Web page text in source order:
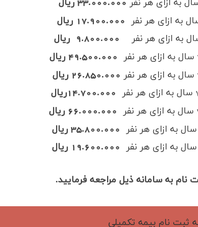
33.000.000 ریال
به ازای هر نفر
17.900.000 ریال
به ازای هر نفر 9.800.000 ریال
49.500.000 ریال
به ازای هر نفر 26.850.000 ریال
به ازای هر نفر
66.000.000 ریال
به ازای هر نفر
35.800.000 ریال
به ازای هر نفر 19.600.000 ریال
به سامانه ذیل مراجعه فرمایید.
ثبت نام بیمه تکمیلی